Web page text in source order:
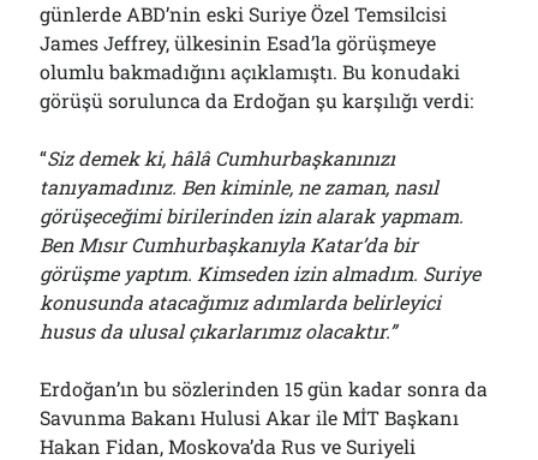
günlerde ABD’nin eski Suriye Özel Temsilcisi
James Jeffrey, ülkesinin Esad’la görüşmeye
olumlu bakmadığını açıklamıştı. Bu konudaki
görüşü sorulunca da Erdoğan şu karşılığı verdi:
“Siz demek ki, hâlâ Cumhurbaşkanınızı
tanıyamadınız. Ben kiminle, ne zaman, nasıl
görüşeceğimi birilerinden izin alarak yapmam.
Ben Mısır Cumhurbaşkanıyla Katar’da bir
görüşme yaptım. Kimseden izin almadım. Suriye
konusunda atacağımız adımlarda belirleyici
husus da ulusal çıkarlarımız olacaktır.”
Erdoğan’ın bu sözlerinden 15 gün kadar sonra da
Savunma Bakanı Hulusi Akar ile MİT Başkanı
Hakan Fidan, Moskova’da Rus ve Suriyeli